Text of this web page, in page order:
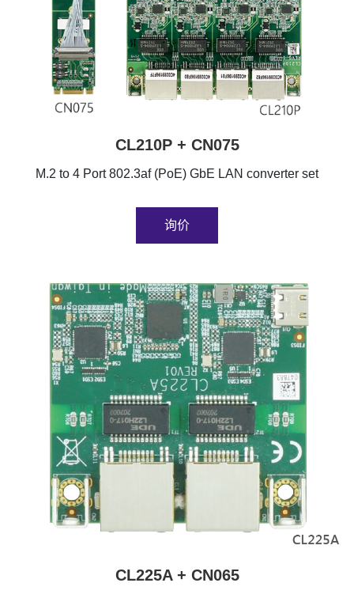
CL210P + CN075
M.2 to 4 Port 802.3af (PoE) GbE LAN converter set
询价
CL225A + CN065